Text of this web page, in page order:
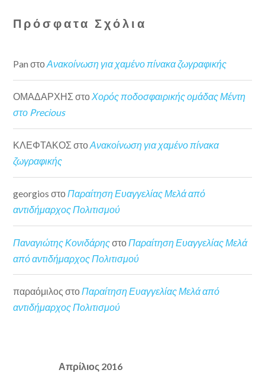
Πρόσφατα Σχόλια
Pan στοΑνακοίνωση για χαμένο πίνακα ζωγραφικής
ΟΜΑΔΑΡΧΗΣ στοΧορός ποδοσφαιρικής ομάδας Μέντη
στο Precious
ΚΛΕΦΤΑΚΟΣ στοΑνακοίνωση για χαμένο πίνακα
ζωγραφικής
georgios στοΠαραίτηση Ευαγγελίας Μελά από
αντιδήμαρχος Πολιτισμού
Παναγιώτης Κονιδάρηςστο Παραίτηση Ευαγγελίας Μελά
από αντιδήμαρχος Πολιτισμού
παραόμιλος στοΠαραίτηση Ευαγγελίας Μελά από
αντιδήμαρχος Πολιτισμού
Απρίλιος 2016